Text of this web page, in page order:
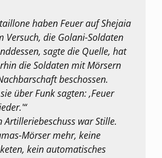
haben Feuer auf Shejaia
Versuch, die Golani-Soldaten
sagte die Quelle, hat
die Soldaten mit Mörsern
beschossen.
über Funk sagten: ‚Feuer
war Stille.
Mörser mehr, keine
kein automatisches